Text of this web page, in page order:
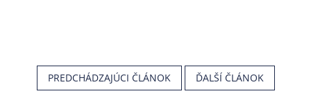
PREDCHÁDZAJÚCI ČLÁNOK ĎALŠÍ ČLÁNOK